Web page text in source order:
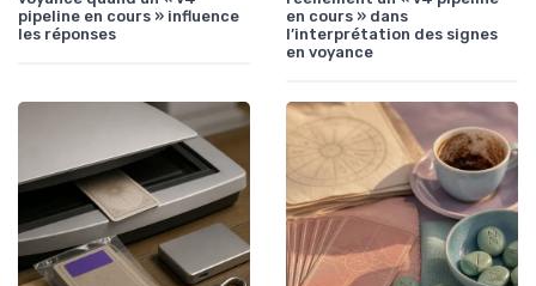
pipeline en cours » influence
les réponses
en cours » dans
l’interprétation des signes
en voyance